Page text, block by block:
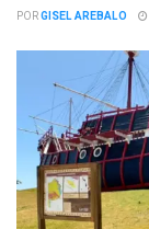
PORGISEL AREBALO